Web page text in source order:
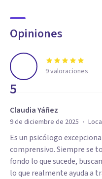
Opiniones
5
9valoraciones
Claudia Yáñez
9 de diciembre de 2025 ·
Es un psicólogo
comprensivo. Siempre se
fondo lo que sucede,
lo que realmente ayuda a